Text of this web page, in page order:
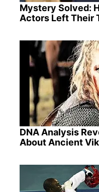
Mystery Solved:
Actors Left Their
DNA Analysis
About Ancient